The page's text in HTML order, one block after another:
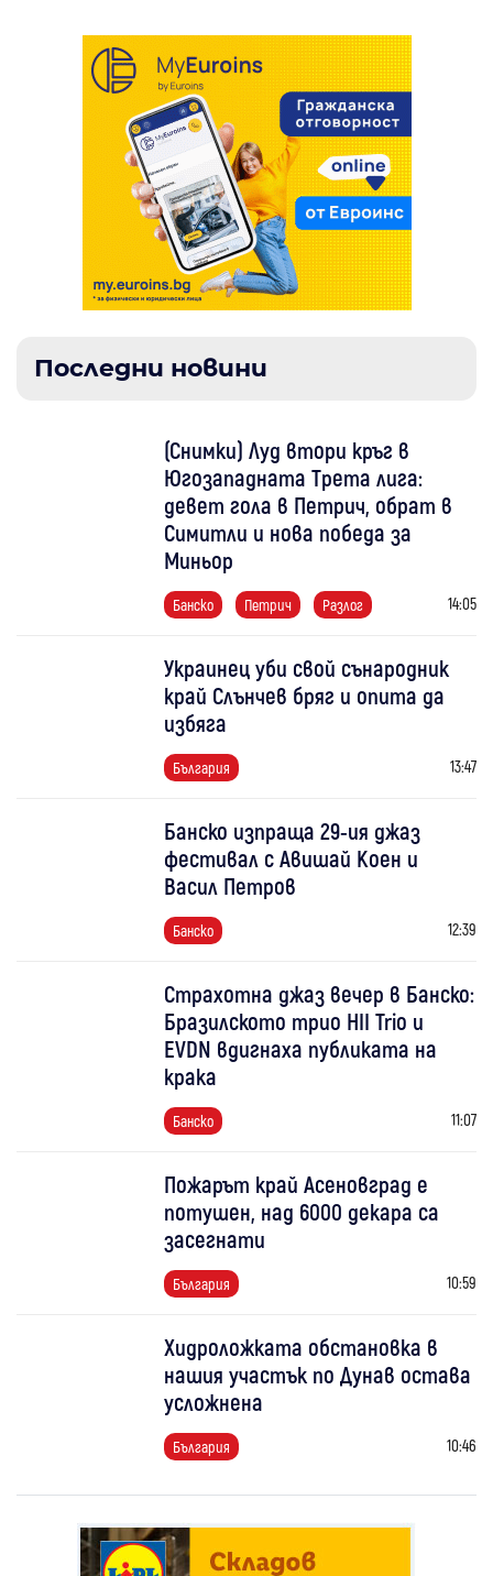
Последни новини
(Снимки) Луд втори кръг в
Югозападната Трета лига:
девет гола в Петрич, обрат в
Симитли и нова победа за
Миньор
Банско Петрич Разлог 14:05
Украинец уби свой сънародник
край Слънчев бряг и опита да
избяга
България 13:47
Банско изпраща 29-ия джаз
фестивал с Авишай Коен и
Васил Петров
Банско 12:39
Страхотна джаз вечер в Банско:
Бразилското трио HII Trio и
EVDN вдигнаха публиката на
крака
Банско 11:07
Пожарът край Асеновград е
потушен, над 6000 декара са
засегнати
България 10:59
Хидроложката обстановка в
нашия участък по Дунав остава
усложнена
България 10:46